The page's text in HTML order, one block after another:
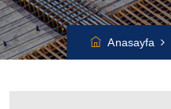
Anasayfa